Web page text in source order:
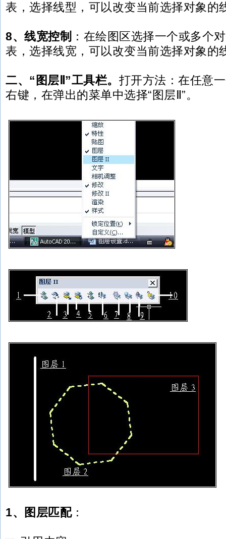
表，选择线型，可以改变当前选择对象的
8、线宽控制 ：在绘图区选择一个或多个
表，选择线宽，可以改变当前选择对象的
二、“图层Ⅱ”工具栏。 打开方法：在任意
右键，在弹出的菜单中选择“图层Ⅱ”。
1、图层匹配：